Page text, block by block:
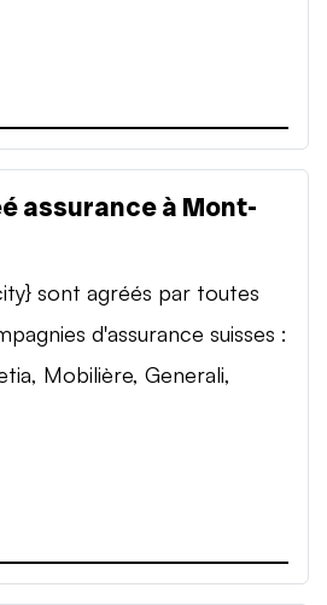
assurance à Mont-
sont agréés par toutes
d'assurance suisses :
Mobilière, Generali,